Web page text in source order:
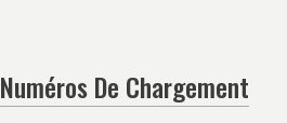
Numéros De Chargement